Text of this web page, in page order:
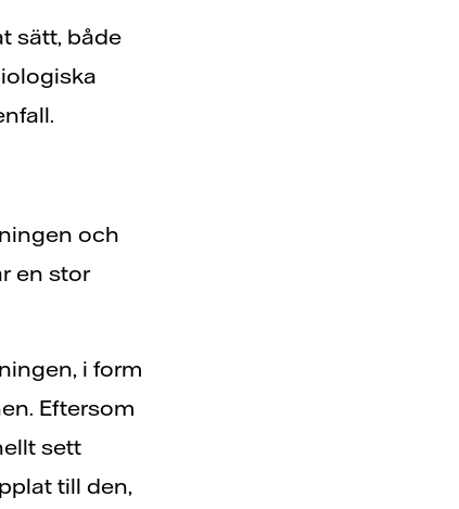
sätt, både
och
en stor
i form
Eftersom
sett
till den,